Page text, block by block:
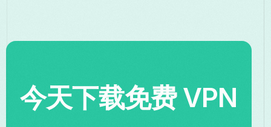
今天下载免费 VPN